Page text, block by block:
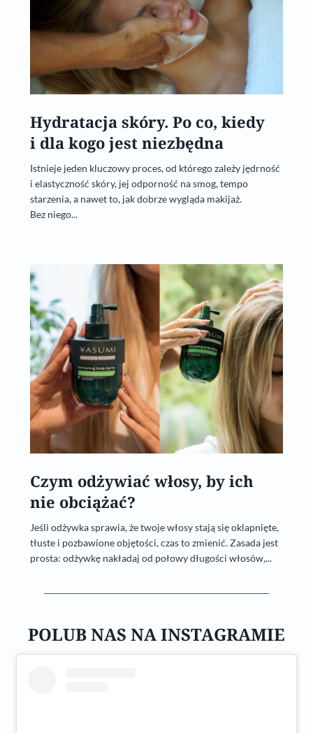
Hydratacja skóry. Po co, kiedy
i dla kogo jest niezbędna
Istnieje jeden kluczowy proces, od którego zależy jędrność
i elastyczność skóry, jej odporność na smog, tempo
starzenia, a nawet to, jak dobrze wygląda makijaż.
Bez niego...
Czym odżywiać włosy, by ich
nie obciążać?
Jeśli odżywka sprawia, że twoje włosy stają się oklapnięte,
tłuste i pozbawione objętości, czas to zmienić. Zasada jest
prosta: odżywkę nakładaj od połowy długości włosów,...
POLUB NAS NA INSTAGRAMIE